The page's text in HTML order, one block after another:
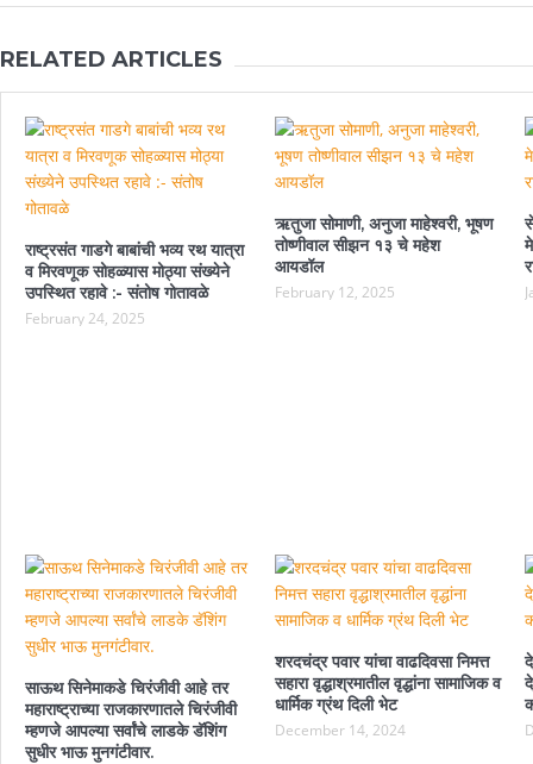
RELATED ARTICLES
राष्ट्रसंत गाडगे बाबांची भव्य रथ यात्रा
व मिरवणूक सोहळ्यास मोठ्या संख्येने
उपस्थित रहावे :- संतोष गोतावळे
February 24, 2025
ऋतुजा सोमाणी, अनुजा माहेश्वरी, भूषण
तोष्णीवाल सीझन १३ चे महेश
आयडॉल
February 12, 2025
साऊथ सिनेमाकडे चिरंजीवी आहे तर
महाराष्ट्राच्या राजकारणातले चिरंजीवी
म्हणजे आपल्या सर्वांचे लाडके डॅशिंग
सुधीर भाऊ मुनगंटीवार.
शरदचंद्र पवार यांचा वाढदिवसा निमत्त
सहारा वृद्धाश्रमातील वृद्धांना सामाजिक व
धार्मिक ग्रंथ दिली भेट
December 14, 2024